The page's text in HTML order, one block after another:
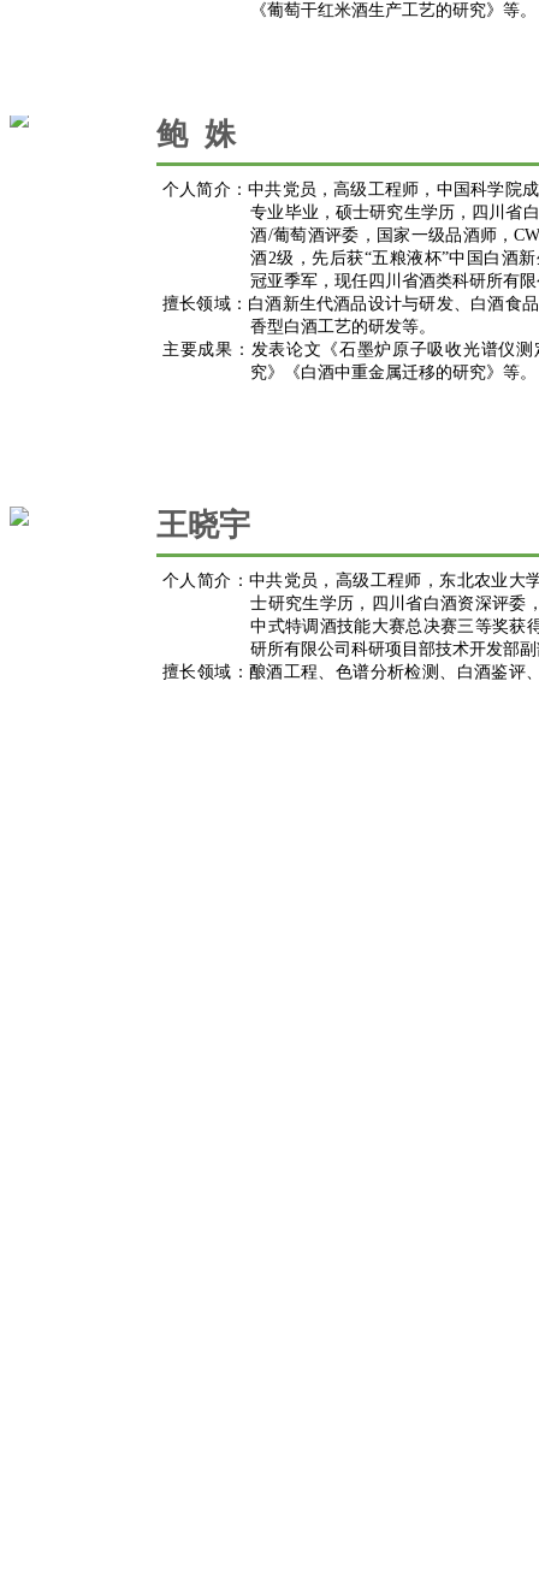
鲍 姝
个人简介：中共党员，高级工程师， 中国科学院
专业毕业，硕士研究生学历， 四川省
酒/葡萄酒评委， 国家一级品酒师，
酒2级，先后获“五粮液杯”中国白酒
冠亚季军，现任四川省酒类科研所有
擅长领域： 白酒新生代酒品设计与研发、白酒食
香型白酒工艺的研发等。
主要成果： 发表论文《石墨炉原子吸收光谱仪
究》
《白酒中重金属迁移的研究》等。
《葡萄干红米酒生产工艺的研究》等。
王晓宇
个人简介： 中共党员，高级工程师， 东北农业大
士研究生学历， 四川省白酒资深评委
中式特调酒技能大赛总决赛三等奖获
研所有限公司科研项目部技术开发部
擅长领域： 酿酒工程、 色谱分析检测、白酒鉴评